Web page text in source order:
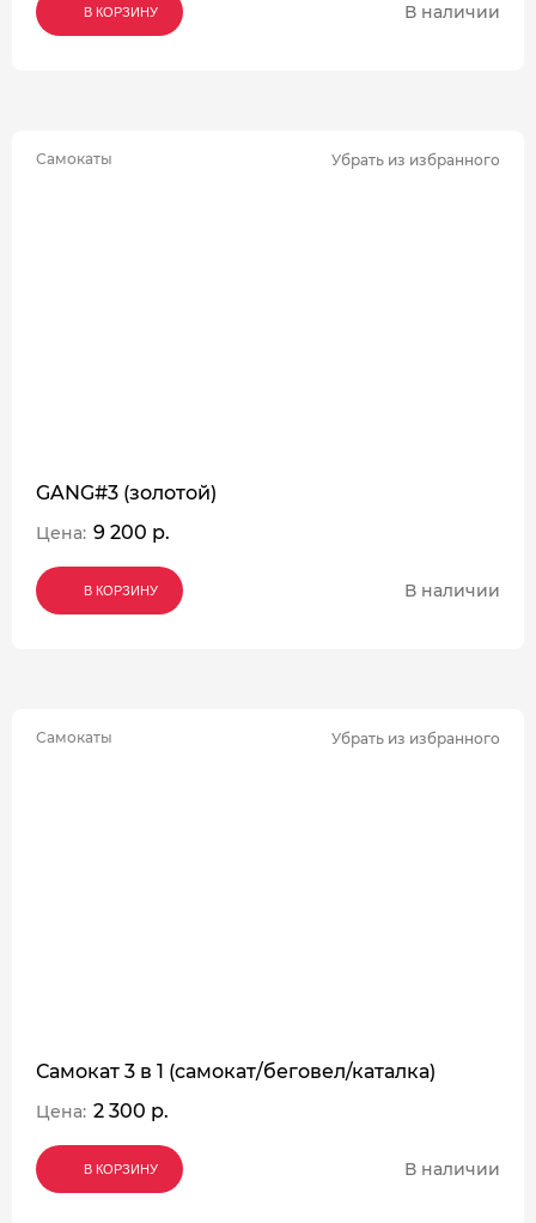
В КОРЗИНУ
В КОРЗИНУ
В КОРЗИНУ В наличии
Самокаты Убрать из избранного
GANG#3 (золотой)
Цена: 9 200 р.
В КОРЗИНУ
В КОРЗИНУ
В КОРЗИНУ В наличии
Самокаты Убрать из избранного
Самокат 3 в 1 (самокат/беговел/каталка)
Цена: 2 300 р.
В КОРЗИНУ
В КОРЗИНУ
В КОРЗИНУ В наличии